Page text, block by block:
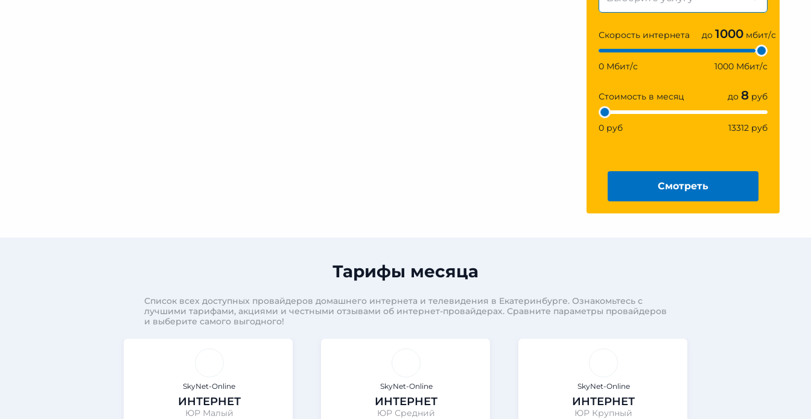
Скорость интернета до 1000 мбит/с
0 Мбит/с 1000 Мбит/с
Стоимость в месяц до 8 руб
0 руб 13312 руб
Смотреть
Тарифы месяца
Список всех доступных провайдеров домашнего интернета и телевидения в Екатеринбурге. Ознакомьтесь с
лучшими тарифами, акциями и честными отзывами об интернет-провайдерах. Сравните параметры провайдеров
и выберите самого выгодного!
SkyNet-Online
ИНТЕРНЕТ
ЮР Малый
SkyNet-Online
ИНТЕРНЕТ
ЮР Средний
SkyNet-Online
ИНТЕРНЕТ
ЮР Крупный